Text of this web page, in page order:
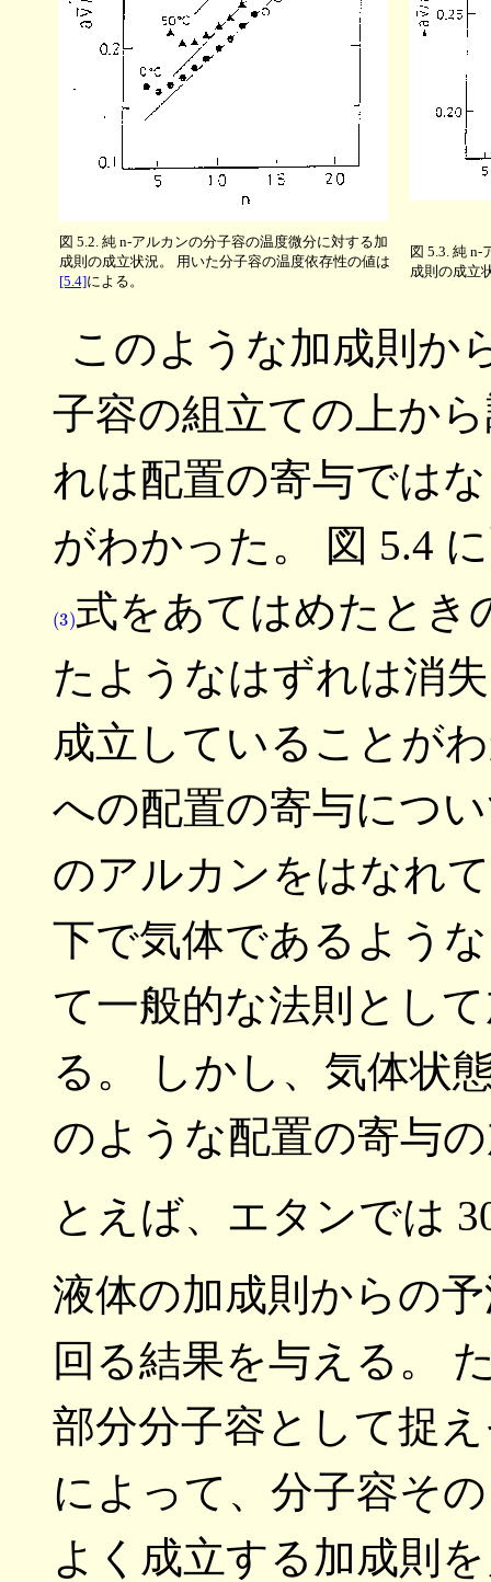
図 5.2. 純 n-アルカンの分子容の温度微分に対する加
成則の成立状況。 用いた分子容の温度依存性の値は
[5.4]による。
図 5.3. 純
成則の成立
このような加成則か
子容の組立ての上か
れは配置の寄与では
がわかった。 図 5.4
(3)
式をあてはめたとき
たようなはずれは消
成立していることが
への配置の寄与につ
のアルカンをはなれ
下で気体であるよう
て一般的な法則とし
る。 しかし、気体状
のような配置の寄与
とえば、エタンでは
液体の加成則からの予
回る結果を与える。
部分分子容として捉
によって、分子容そ
よく成立する加成則